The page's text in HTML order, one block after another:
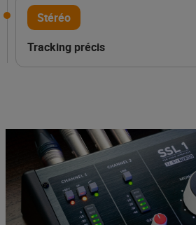
Stéréo
Tracking précis